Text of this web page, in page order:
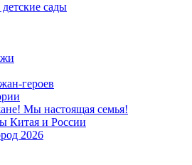
сады
героев
Мы настоящая семья!
Китая и России
2026